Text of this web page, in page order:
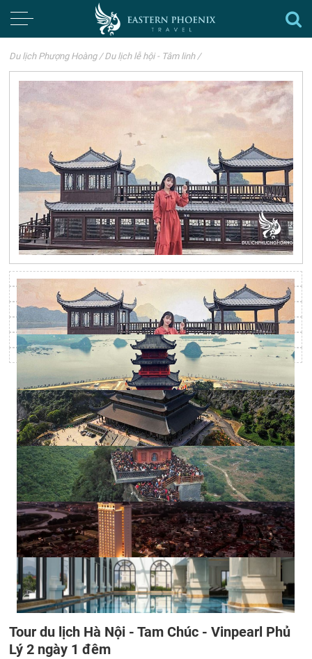
Du lịch Phượng Hoàng / Du lịch lễ hội - Tâm linh /
Tour du lịch Hà Nội - Tam Chúc - Vinpearl Phủ
Lý 2 ngày 1 đêm